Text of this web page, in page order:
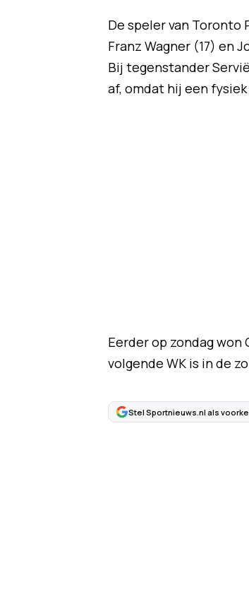
De speler van Toronto
Franz Wagner (17) en
Bij tegenstander
af, omdat hij een
Eerder op zondag
volgende WK is in de
Stel Sportnieuws.nl als